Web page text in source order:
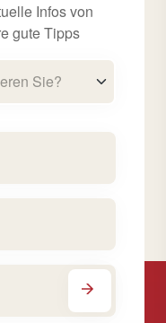
Infos von
gute Tipps
Sie?